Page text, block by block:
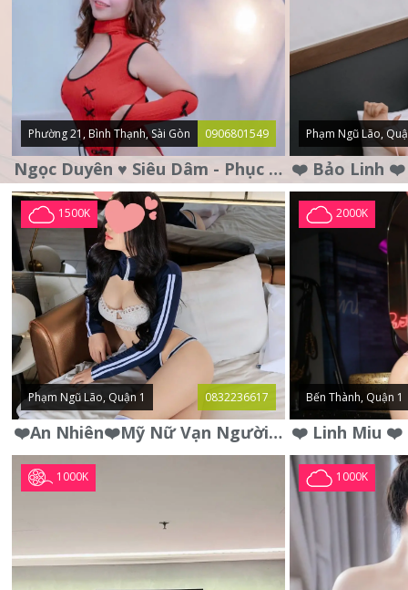
Phường 21, Bình Thạnh, Sài Gòn 0906801549
Ngọc Duyên ♥️ Siêu Dâm - Phục Vụ Tận Tình - Chu Đáo
Phạm Ngũ Lão,
1500K
Phạm Ngũ Lão, Quận 1 0832236617
❤️An Nhiên❤️Mỹ Nữ Vạn Người Mê,Da Trắng, Mặt Xynh, Đẹp Từng
2000K
Bến Thành, Quận 1
1000K 1000K